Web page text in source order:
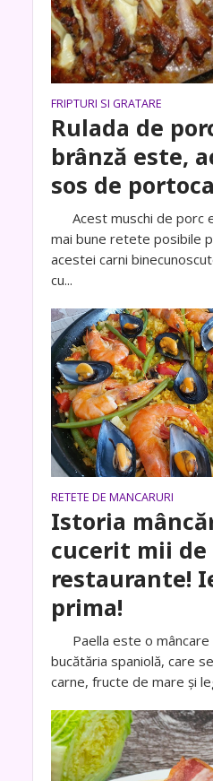
FRIPTURI SI GRATARE
Rulada de
brânză este,
sos de
Acest muschi de porc
mai bune retete posibile
acestei carni
cu...
RETETE DE MANCARURI
Istoria
cucerit mii de
restaurante!
prima!
Paella este o mâncare
bucătăria spaniolă, care
carne, fructe de mare și